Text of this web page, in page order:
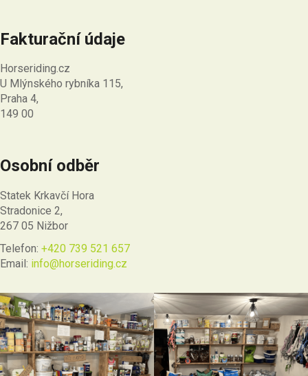
Fakturační údaje
Horseriding.cz
U Mlýnského rybníka 115,
Praha 4,
149 00
Osobní odběr
Statek Krkavčí Hora
Stradonice 2,
267 05 Nižbor
Telefon: +420 739 521 657
Email: info@horseriding.cz